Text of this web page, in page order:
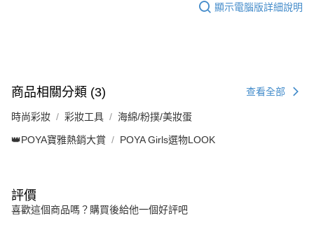
顯示電腦版詳細說明
商品相關分類 (3) 查看全部
時尚彩妝 彩妝工具 海綿/粉撲/美妝蛋
👑POYA寶雅熱銷大賞 POYA Girls選物LOOK
評價
喜歡這個商品嗎？購買後給他一個好評吧